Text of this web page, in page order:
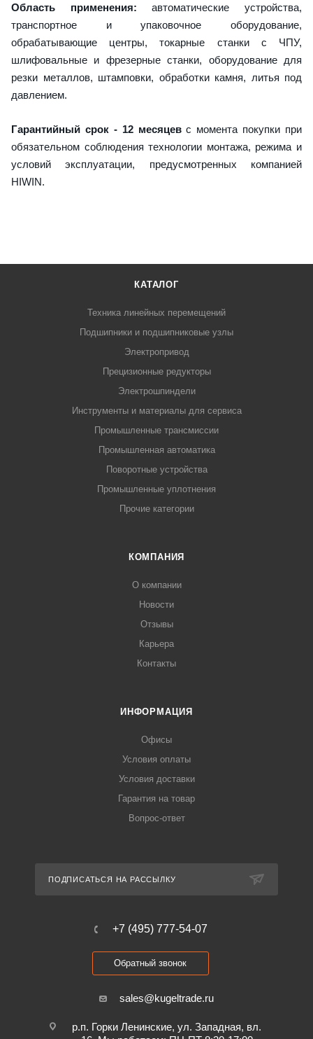
Область применения: автоматические устройства,
транспортное и упаковочное оборудование,
обрабатывающие центры, токарные станки с ЧПУ,
шлифовальные и фрезерные станки, оборудование для
резки металлов, штамповки, обработки камня, литья под
давлением.
Гарантийный срок - 12 месяцевс момента покупки при
обязательном соблюдения технологии монтажа, режима и
условий эксплуатации, предусмотренных компанией
HIWIN.
КАТАЛОГ
Техника линейных перемещений
Подшипники и подшипниковые узлы
Электропривод
Прецизионные редукторы
Электрошпиндели
Инструменты и материалы для сервиса
Промышленные трансмиссии
Промышленная автоматика
Поворотные устройства
Промышленные уплотнения
Прочие категории
КОМПАНИЯ
О компании
Новости
Отзывы
Карьера
Контакты
ИНФОРМАЦИЯ
Офисы
Условия оплаты
Условия доставки
Гарантия на товар
Вопрос-ответ
ПОДПИСАТЬСЯ НА РАССЫЛКУ
+7 (495) 777-54-07
Обратный звонок
sales@kugeltrade.ru
р.п. Горки Ленинские, ул. Западная, вл.